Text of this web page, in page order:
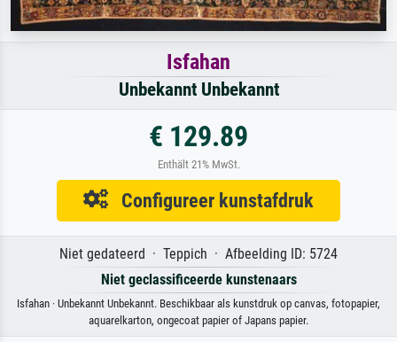
Isfahan
Unbekannt Unbekannt
€ 129.89
Enthält 21% MwSt.
Configureer kunstafdruk
Niet gedateerd · Teppich · Afbeelding ID: 5724
Niet geclassificeerde kunstenaars
Isfahan · Unbekannt Unbekannt. Beschikbaar als kunstdruk op canvas, fotopapier,
aquarelkarton, ongecoat papier of Japans papier.